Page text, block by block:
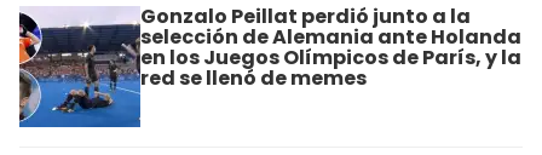
Gonzalo Peillat perdió junto a la
selección de Alemania ante Holanda
en los Juegos Olímpicos de París, y la
red se llenó de memes